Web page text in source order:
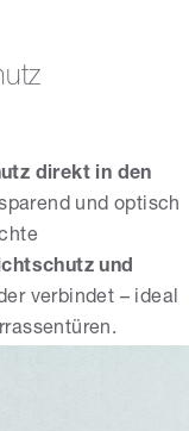
direkt in den
und optisch
und
verbindet – ideal